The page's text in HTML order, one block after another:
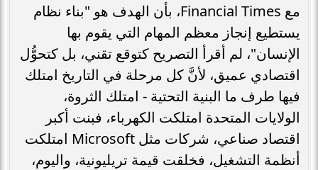
مع Financial Times، بأن الهدف هو "بناء نظام
يستطيع إنجاز معظم المهام التي يقوم بها
الإنسان"، لم أقرأ التصريح كتوقع تقني، بل كتحوُّل
اقتصادي عميق، لأنَّ كل مرحلة في التاريخ امتلك
فيها طرف ما البنية التحتية - امتلك الثروة،
الولايات المتحدة امتلكت الكهرباء، فبنت أكبر
اقتصاد صناعي، شركات مثل Microsoft امتلكت
أنظمة التشغيل، فخلقت قيمة تريليونية، واليوم،